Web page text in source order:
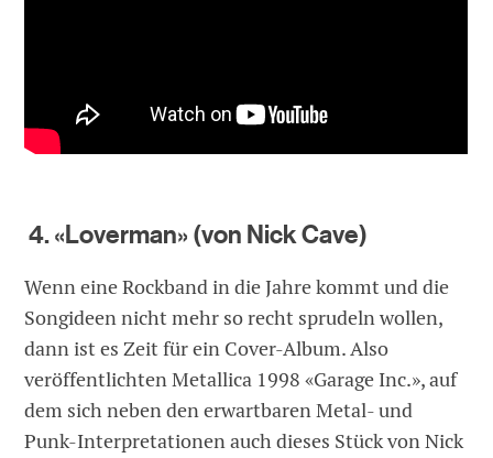
4. «Loverman» (von Nick Cave)
Wenn eine Rockband in die Jahre kommt und die
Songideen nicht mehr so recht sprudeln wollen,
dann ist es Zeit für ein Cover-Album. Also
veröffentlichten Metallica 1998 «Garage Inc.», auf
dem sich neben den erwartbaren Metal- und
Punk-Interpretationen auch dieses Stück von Nick